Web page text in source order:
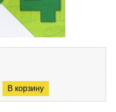
В корзину